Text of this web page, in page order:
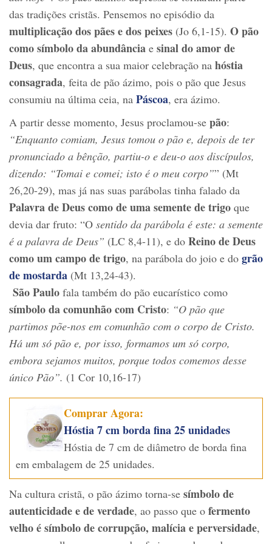
das tradições cristãs. Pensemos no episódio da
multiplicação dos pães e dos peixes (Jo 6,1-15). O pão
como símbolo da abundância e sinal do amor de
Deus, que encontra a sua maior celebração na hóstia
consagrada, feita de pão ázimo, pois o pão que Jesus
consumiu na última ceia, na Páscoa, era ázimo.
A partir desse momento, Jesus proclamou-se pão:
“Enquanto comiam, Jesus tomou o pão e, depois de ter
pronunciado a bênção, partiu-o e deu-o aos discípulos,
dizendo: “Tomai e comei; isto é o meu corpo”” (Mt
26,20-29), mas já nas suas parábolas tinha falado da
Palavra de Deus como de uma semente de trigo que
devia dar fruto: “O sentido da parábola é este: a semente
é a palavra de Deus” (LC 8,4-11), e do Reino de Deus
como um campo de trigo, na parábola do joio e do grão
de mostarda (Mt 13,24-43).
São Paulo fala também do pão eucarístico como
símbolo da comunhão com Cristo: “O pão que
partimos põe-nos em comunhão com o corpo de Cristo.
Há um só pão e, por isso, formamos um só corpo,
embora sejamos muitos, porque todos comemos desse
único Pão”. (1 Cor 10,16-17)
Comprar Agora:
Hóstia 7 cm borda fina 25 unidades
Hóstia de 7 cm de diâmetro de borda fina
em embalagem de 25 unidades.
Na cultura cristã, o pão ázimo torna-se símbolo de
autenticidade e de verdade, ao passo que o fermento
velho é símbolo de corrupção, malícia e perversidade,